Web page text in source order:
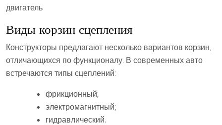
двигатель
Виды корзин сцепления
Конструкторы предлагают несколько вариантов корзин,
отличающихся по функционалу. В современных авто
встречаются типы сцеплений:
фрикционный;
электромагнитный;
гидравлический.